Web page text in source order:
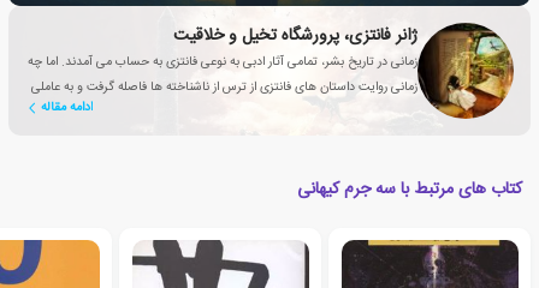
ژانر فانتزی، پرورشگاه تخیل و خلاقیت
زمانی در تاریخ بشر، تمامی آثار ادبی به نوعی فانتزی به حساب می آمدند. اما چه
زمانی روایت داستان های فانتزی از ترس از ناشناخته ها فاصله گرفت و به عاملی
ادامه مقاله
کتاب های مرتبط با سه جرم کیهانی